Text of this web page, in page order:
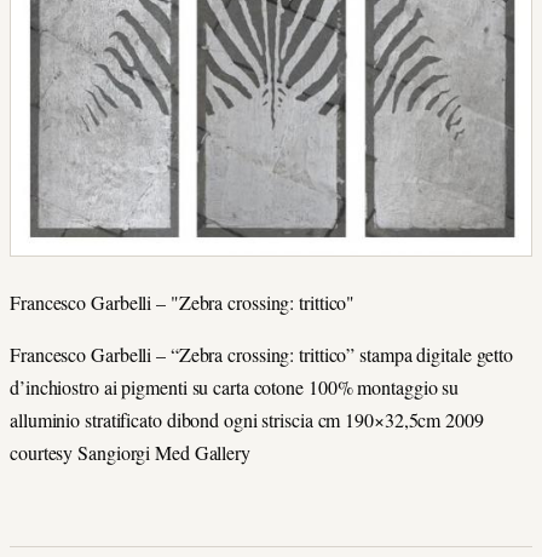
Francesco Garbelli – "Zebra crossing: trittico"
Francesco Garbelli – “Zebra crossing: trittico” stampa digitale getto
d’inchiostro ai pigmenti su carta cotone 100% montaggio su
alluminio stratificato dibond ogni striscia cm 190×32,5cm 2009
courtesy Sangiorgi Med Gallery